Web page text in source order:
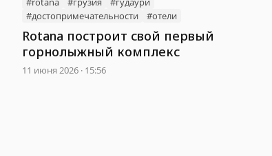
#достопримечательности
#отели
Rotana построит свой первый
горнолыжный комплекс
11 июня 2026 · 15:56